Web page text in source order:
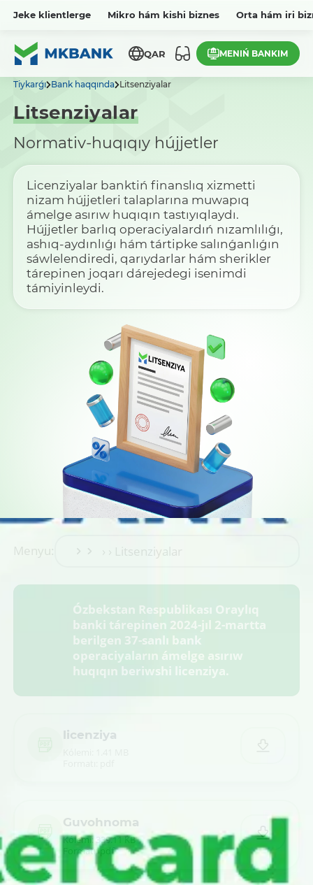
Jeke klientlerge Mikro hám kishi biznes Orta hám iri
QAR MENIŃ BANKIM
Tiykarǵı Bank haqqında Litsenziyalar
Litsenziyalar
Normativ-huqıqıy hújjetler
Licenziyalar banktiń finanslıq xizmetti
nizam hújjetleri talaplarına muwapıq
ámelge asırıw huqıqın tastıyıqlaydı.
Hújjetler barlıq operaciyalardıń nızamlılıǵı,
ashıq-aydınlıǵı hám tártipke salınǵanlıǵın
sáwlelendiredi, qarıydarlar hám sherikler
tárepinen joqarı dárejedegi isenimdi
támiyinleydi.
Ózbekstan Respublikası Oraylıq
banki tárepinen 2024-jıl 2-martta
berilgen 37-sanlı bank
operaciyaların ámelge asırıw
huqıqın beriwshi licenziya.
licenziya
Guvohnoma
Kólemi: 339.11 KB
Formatı: pdf